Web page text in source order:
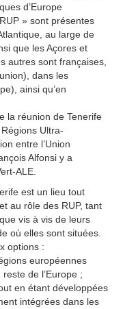
d’Europe
» sont présentes
au large de
que les Açores et
autres sont françaises,
dans les
ainsi qu’en
la réunion de Tenerife
Ultra-
entre l’Union
Alfonsi y a
ALE.
est un lieu tout
au rôle des RUP, tant
vis à vis de leurs
où elles sont situées.
options :
européennes
de l’Europe ;
en étant développées
intégrées dans les